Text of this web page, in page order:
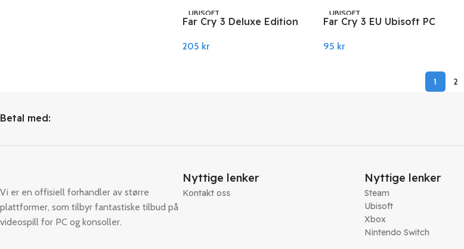
UBISOFT
Far Cry 3 Deluxe Edition
205 kr
UBISOFT
Far Cry 3 EU Ubisoft PC
95 kr
1 2
Betal med:
Vi er en offisiell forhandler av større
plattformer, som tilbyr fantastiske tilbud på
videospill for PC og konsoller.
Nyttige lenker
Kontakt oss
Nyttige lenker
Steam
Ubisoft
Xbox
Nintendo Switch